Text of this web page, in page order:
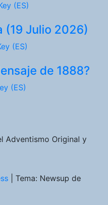
(ES)
(19 Julio 2026)
(ES)
de 1888?
(ES)
Adventismo Original y
Tema: Newsup de